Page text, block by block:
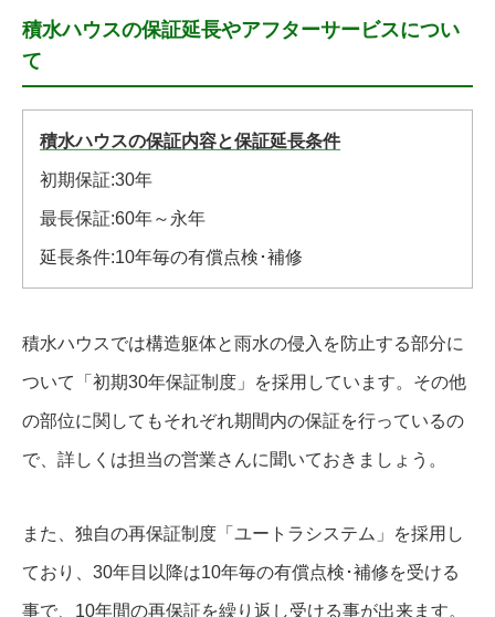
積水ハウスの保証延長やアフターサービスについ
て
積水ハウスの保証内容と保証延長条件
初期保証:30年
最長保証:60年～永年
延長条件:10年毎の有償点検･補修
積水ハウスでは構造躯体と雨水の侵入を防止する部分に
ついて「初期30年保証制度」を採用しています。その他
の部位に関してもそれぞれ期間内の保証を行っているの
で、詳しくは担当の営業さんに聞いておきましょう。
また、独自の再保証制度「ユートラシステム」を採用し
ており、30年目以降は10年毎の有償点検･補修を受ける
事で、10年間の再保証を繰り返し受ける事が出来ます。